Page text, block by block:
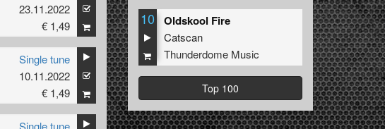
23.11.2022
€ 1,49
Single tune
10.11.2022
€ 1,49
Single tune
10 Oldskool Fire
Catscan
Thunderdome Music
Top 100